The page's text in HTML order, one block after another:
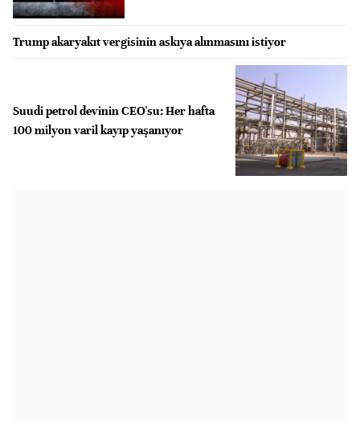
Trump akaryakıt vergisinin askıya alınmasını istiyor
Suudi petrol devinin CEO'su: Her hafta
100 milyon varil kayıp yaşanıyor